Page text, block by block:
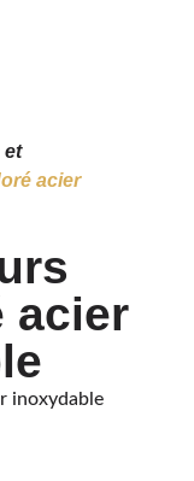
et
acier
acier
inoxydable